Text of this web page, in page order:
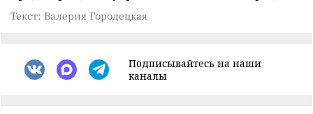
Текст: Валерия Городецкая
Подписывайтесь на наши
каналы